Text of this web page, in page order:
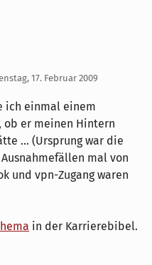
17. Februar 2009
ich einmal einem
ob er meinen Hintern
... (Ursprung war die
mal von
und vpn-Zugang waren
in der Karrierebibel.